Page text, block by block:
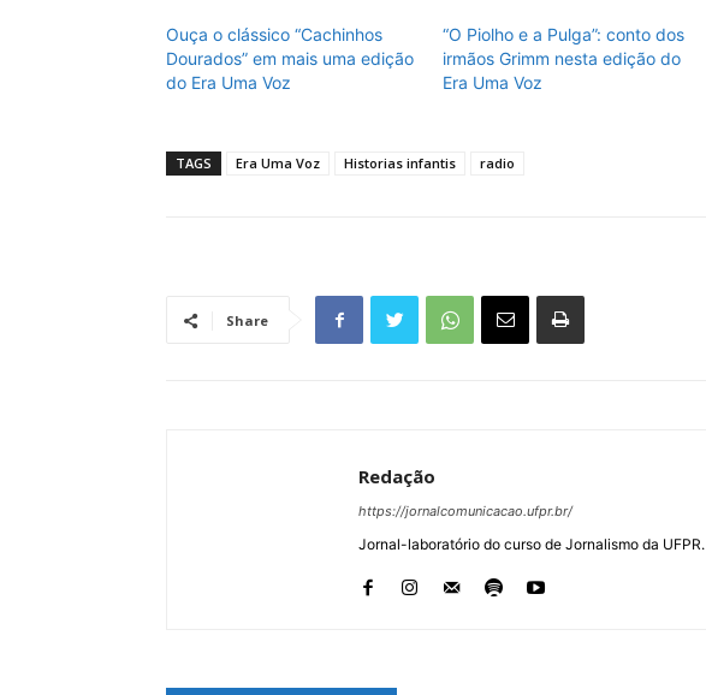
Ouça o clássico “Cachinhos
Dourados” em mais uma edição
do Era Uma Voz
“O Piolho e a Pulga”: conto dos
irmãos Grimm nesta edição do
Era Uma Voz
TAGS Era Uma Voz Historias infantis radio
Share
Redação
https://jornalcomunicacao.ufpr.br/
Jornal-laboratório do curso de Jornalismo da UFPR.